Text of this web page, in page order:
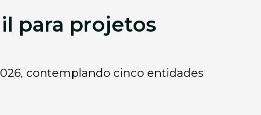
para projetos
contemplando cinco entidades